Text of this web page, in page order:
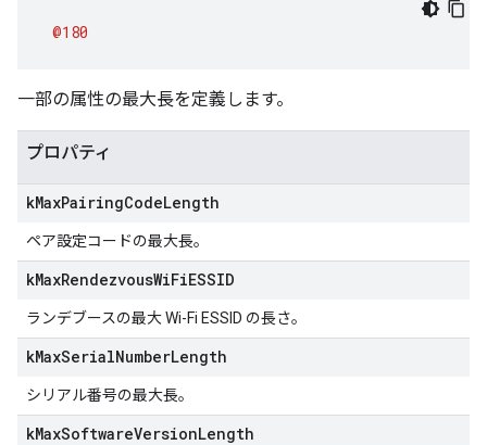
@180
一部の属性の最大長を定義します。
プロパティ
kMaxPairingCodeLength
ペア設定コードの最大長。
kMaxRendezvousWiFiESSID
ランデブースの最大 Wi-Fi ESSID の長さ。
kMaxSerialNumberLength
シリアル番号の最大長。
kMaxSoftwareVersionLength